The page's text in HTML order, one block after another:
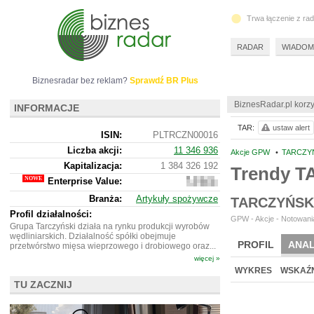
BiznesRadar.pl
Akcje GPW •
Trendy
GPW - Akcje -
PROFIL
WYKRES
TAR: ustaw alert
Biznesradar bez reklam? Sprawdź BR Plus
INFORMACJE
ISIN:
PLTRCZN00016
Liczba akcji:
11 346 936
Kapitalizacja:
1 384 326 192
Enterprise Value:
2
482
822
Branża:
Artykuły spożywcze
Profil działalności:
Grupa Tarczyński działa na rynku produkcji wyrobów
wędliniarskich. Działalność spółki obejmuje
przetwórstwo mięsa wieprzowego i drobiowego oraz...
więcej »
TU ZACZNIJ
Trwa łączenie z
RADAR